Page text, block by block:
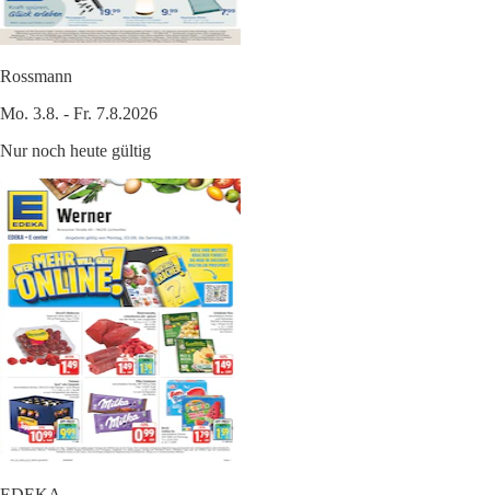
Rossmann
Mo. 3.8. - Fr. 7.8.2026
Nur noch heute gültig